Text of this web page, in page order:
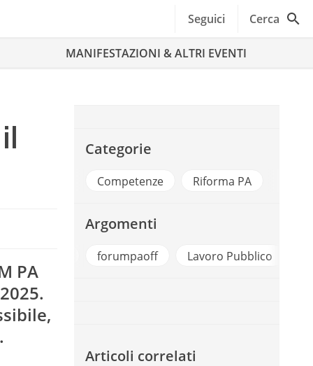
Seguici Cerca
MANIFESTAZIONI & ALTRI EVENTI
PA
Categorie
Competenze Riforma PA
Argomenti
forumpaoff Lavoro Pubblico
Articoli correlati